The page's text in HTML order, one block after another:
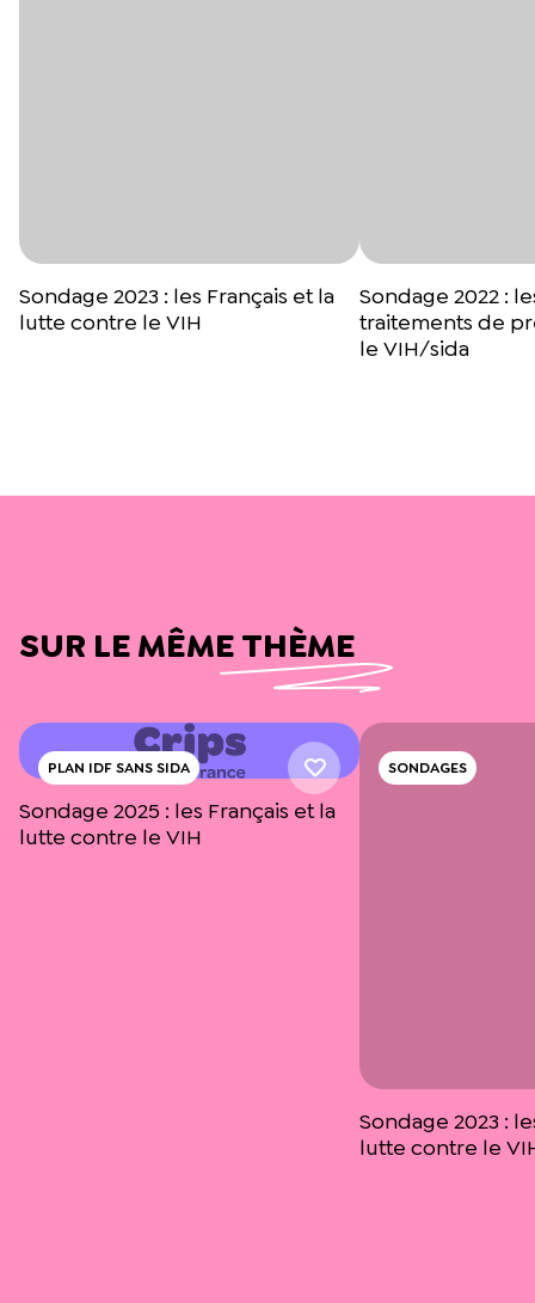
Sondage 2023 : les Français et la
lutte contre le VIH
Sondage 2022 :
traitements de
le VIH/sida
SUR LE MÊME THÈME
PLAN IDF SANS SIDA
Sondage 2025 : les Français et la
lutte contre le VIH
SONDAGES
Sondage 2023 :
lutte contre le